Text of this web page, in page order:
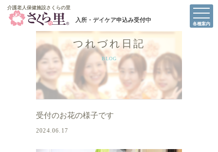
各種案内
介護老人保健施設さくらの里
介護老人保健施設さくらの里
つれづれ日記
BLOG
受付のお花の様子です
2024.06.17